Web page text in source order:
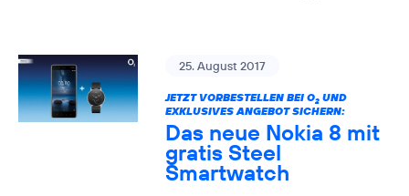
25. August 2017
JETZT VORBESTELLEN BEI O2UND
EXKLUSIVES ANGEBOT SICHERN:
Das neue Nokia 8 mit
gratis Steel
Smartwatch